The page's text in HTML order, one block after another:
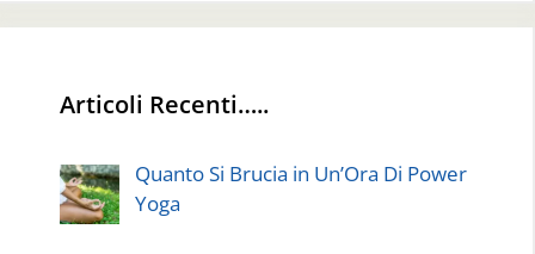
Articoli Recenti…..
Quanto Si Brucia in Un’Ora Di Power
Yoga